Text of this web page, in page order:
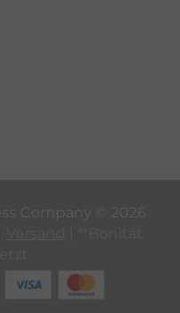
Company © 2026